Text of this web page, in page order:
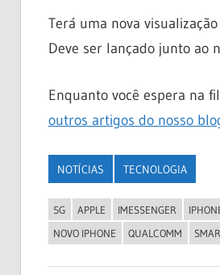
Terá uma nova
Deve ser lançado junto ao
Enquanto você espera na
outros artigos do nosso
NOTÍCIAS TECNOLOGIA
5G APPLE IMESSENGER
NOVO IPHONE
QUALCOMM